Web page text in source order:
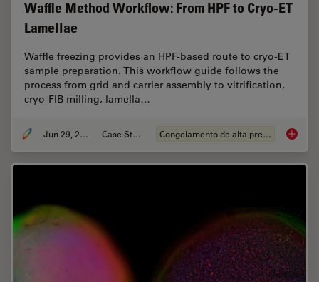
Waffle Method Workflow: From HPF to Cryo-ET
Lamellae
Waffle freezing provides an HPF-based route to cryo-ET
sample preparation. This workflow guide follows the
process from grid and carrier assembly to vitrification,
cryo-FIB milling, lamella…
Jun 29, 2026 Case Study Congelamento de alta pressão Waffle